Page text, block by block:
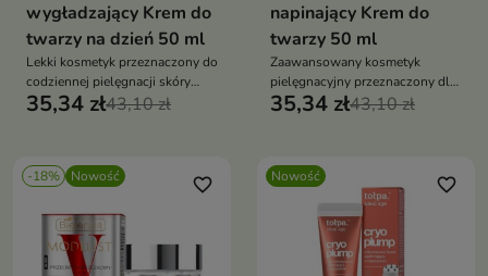
wygładzający Krem do
twarzy na dzień 50 ml
Lekki kosmetyk przeznaczony do
codziennej pielęgnacji skóry
wymagającej intensywnego
35,34 zł43,10 zł
napinający Krem do
twarzy 50 ml
Zaawansowany kosmetyk
pielęgnacyjny przeznaczony dla
skóry wymagającej regeneracji,
35,34 zł43,10 zł
-18% Nowość favorite_border Nowość favorite_border